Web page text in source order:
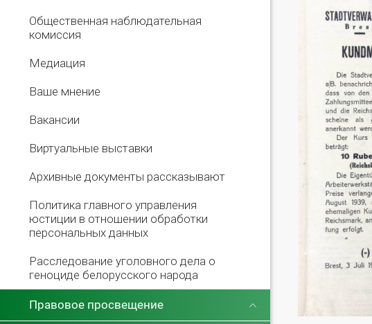
Общественная наблюдательная
комиссия
Медиация
Ваше мнение
Вакансии
Виртуальные выставки
Архивные документы рассказывают
Политика главного управления
юстиции в отношении обработки
персональных данных
Расследование уголовного дела о
геноциде белорусского народа
Правовое просвещение